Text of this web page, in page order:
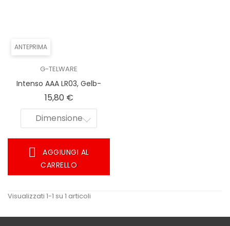
ANTEPRIMA
G-TELWARE
Intenso AAA LR03, Gelb-
Schwarz, 40 Pack
15,80 €Prezzo
Dimensione
AGGIUNGI AL
CARRELLO
Visualizzati 1-1 su 1 articoli